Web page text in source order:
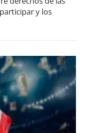
y los